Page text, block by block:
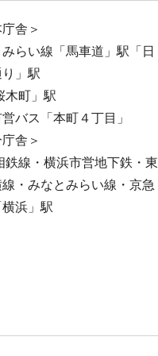
舎＞
らい線「馬車道」駅「日
」駅
木町」駅
バス「本町４丁目」
舎＞
鉄線・横浜市営地下鉄・東
・みなとみらい線・京急
浜」駅